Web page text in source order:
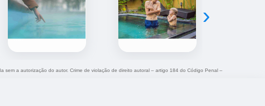
›
a autorização do autor. Crime de violação de direito autoral – artigo 184 do Código Penal –